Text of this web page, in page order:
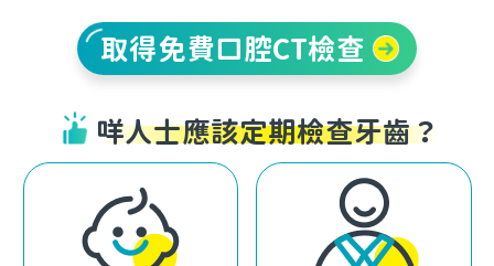
取得免費口腔CT檢查
咩人士應該定期檢查牙齒？